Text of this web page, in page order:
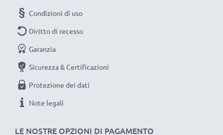
LE NOSTRE OPZIONI DI PAGAMENTO
Condizioni di uso
Diritto di recesso
Garanzia
Sicurezza & Certificazioni
Protezione dei dati
Note legali